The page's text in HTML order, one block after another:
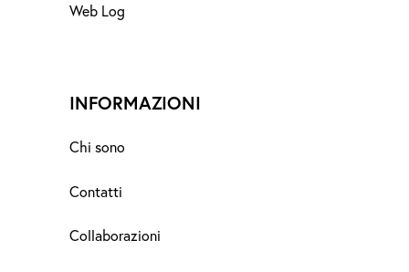
Web Log
INFORMAZIONI
Chi sono
Contatti
Collaborazioni